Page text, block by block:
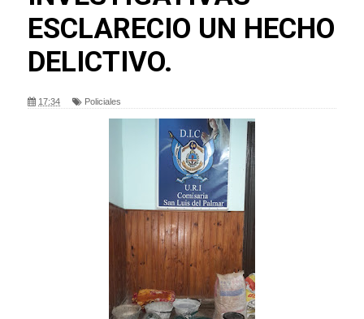
ESCLARECIO UN HECHO
DELICTIVO.
17:34 Policiales